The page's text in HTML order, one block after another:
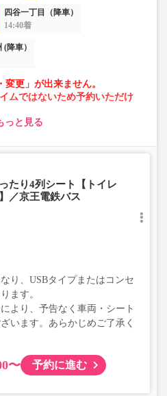
四谷一丁目（降車）
14:40着
降車）
変更」が出来ません。
ムではないため予約いただけ
場合がございます。これに伴
い。
っと見る
たり4列シート【トイレ
／京王電鉄バス
り、USBタイプまたはコンセ
ます。
より、予告なく車両・シート
います。あらかじめご了承く
〜 予約に進む